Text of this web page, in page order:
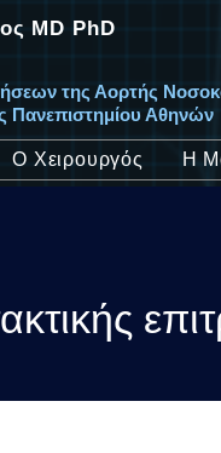
MD PhD
της Αορτής
Πανεπιστημίου Αθηνών
Ο Χειρουργός Η